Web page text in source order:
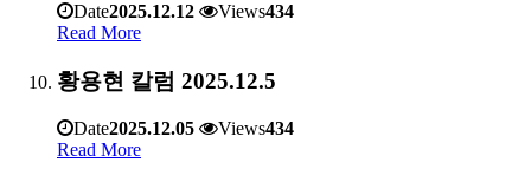
Date2025.12.12 Views434
Read More
황용현 칼럼 2025.12.5
Date2025.12.05 Views434
Read More